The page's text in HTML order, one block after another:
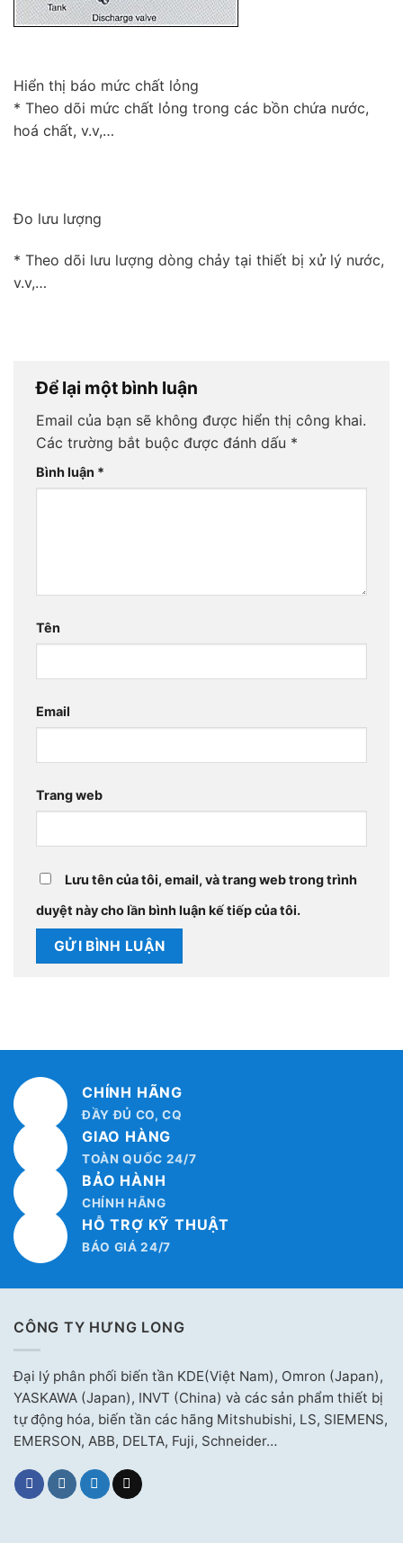
Hiển thị báo mức chất lỏng
* Theo dõi mức chất lỏng trong các bồn chứa nước,
hoá chất, v.v,…
Đo lưu lượng
* Theo dõi lưu lượng dòng chảy tại thiết bị xử lý nước,
v.v,…
Để lại một bình luận
Email của bạn sẽ không được hiển thị công khai.
Các trường bắt buộc được đánh dấu *
Bình luận *
Tên
Email
Trang web
Lưu tên của tôi, email, và trang web trong trình
duyệt này cho lần bình luận kế tiếp của tôi.
CHÍNH HÃNG
ĐẦY ĐỦ CO, CQ
GIAO HÀNG
TOÀN QUỐC 24/7
BẢO HÀNH
CHÍNH HÃNG
HỖ TRỢ KỸ THUẬT
BÁO GIÁ 24/7
CÔNG TY HƯNG LONG
Đại lý phân phối biến tần KDE(Việt Nam), Omron (Japan),
YASKAWA (Japan), INVT (China) và các sản phẩm thiết bị
tự động hóa, biến tần các hãng Mitshubishi, LS, SIEMENS,
EMERSON, ABB, DELTA, Fuji, Schneider…